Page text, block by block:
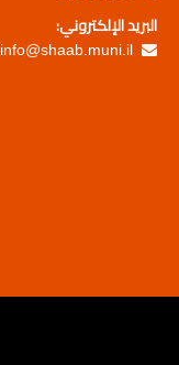
البريد الإلكتروني:
info@shaab.muni.il